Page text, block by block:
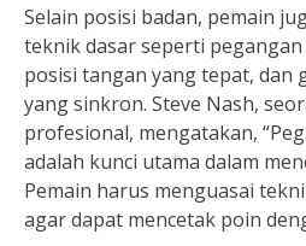
Selain posisi badan, pemain
teknik dasar seperti
posisi tangan yang tepat, dan
yang sinkron. Steve Nash,
profesional, mengatakan,
adalah kunci utama dalam
Pemain harus menguasai
agar dapat mencetak poin